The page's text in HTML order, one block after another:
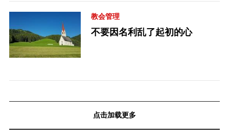
教会管理
不要因名利乱了起初的心
点击加载更多